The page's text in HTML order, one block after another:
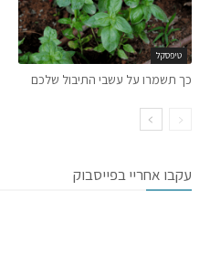
טיפסקל
כך תשמרו על עשבי התיבול שלכם
עקבו אחריי בפייסבוק